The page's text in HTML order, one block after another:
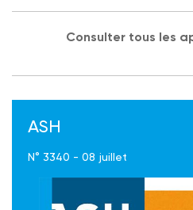
Consulter tous les
ASH
N° 3340 - 08 juillet